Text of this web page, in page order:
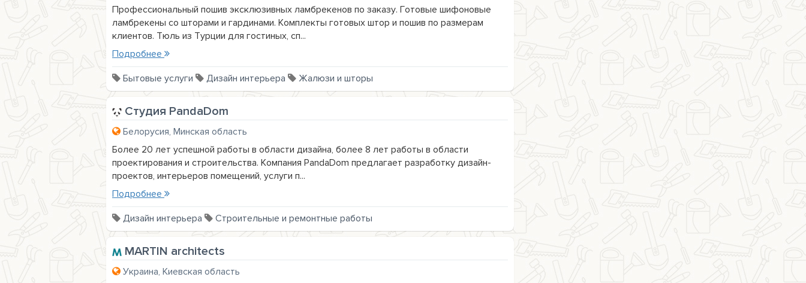
Профессиональный пошив эксклюзивных ламбрекенов по заказу. Готовые шифоновые
ламбрекены со шторами и гардинами. Комплекты готовых штор и пошив по размерам
клиентов. Тюль из Турции для гостиных, сп...
Подробнее
Бытовые услуги Дизайн интерьера Жалюзи и шторы
Студия PandaDom
Белорусия, Минская область
Более 20 лет успешной работы в области дизайна, более 8 лет работы в области
проектирования и строительства. Компания PandaDom предлагает разработку дизайн-
проектов, интерьеров помещений, услуги п...
Подробнее
Дизайн интерьера Строительные и ремонтные работы
MARTIN architects
Украина, Киевская область